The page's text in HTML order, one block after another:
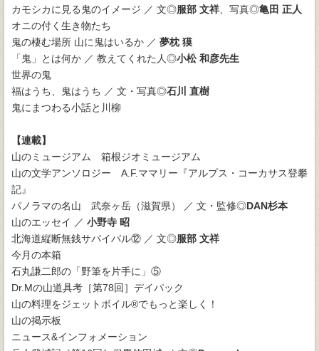
カモシカに見る鬼のイメージ ／ 文◎服部 文祥 、写真◎亀田 正人
オニの付く生き物たち
鬼の棲む場所 山に鬼はいるか ／ 夢枕 獏
「鬼」とは何か ／ 教えてくれた人◎小松 和彦先生
世界の鬼
福はうち、鬼はうち ／ 文・写真◎石川 直樹
鬼にまつわる小話と川柳
【連載】
山のミュージアム 箱根ジオミュージアム
山の文学アンソロジー A.F.ママリー『アルプス・コーカサス登攀
記』
パノラマの名山 武奈ヶ岳（滋賀県） ／ 文・監修◎DAN杉本
山のエッセイ ／ 小野寺 昭
北海道縦断無銭サバイバル⑫ ／ 文◎服部 文祥
今月の本箱
石丸謙二郎の「野筆を片手に」⑤
Dr.Mの山道具考［第78回］デイパック
山の料理をジェットボイル®でもっと楽しく！
山の掲示板
ニュース&インフォメーション